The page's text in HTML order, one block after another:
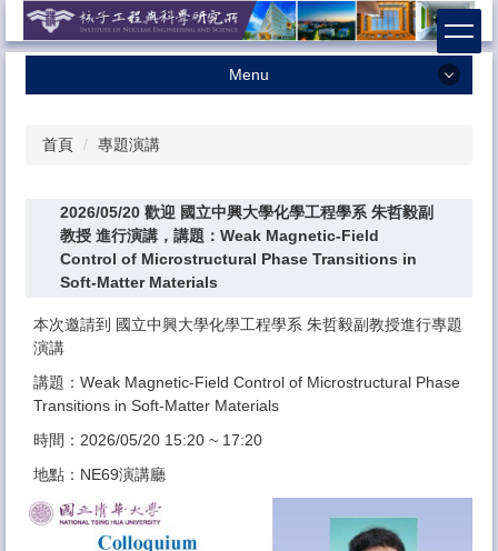
到
Menu
本所簡介
學術研究
招生相關
課程資訊
獎助學金
系友專區
法規辦法
表格下載
相關連結
首頁 專題演講
2026/05/20 歡迎 國立中興大學化學工程學系 朱哲毅副
教授 進行演講，講題：Weak Magnetic-Field
Control of Microstructural Phase Transitions in
Soft-Matter Materials
本次邀請到 國立中興大學化學工程學系 朱哲毅副教授進行專題
演講
講題：Weak Magnetic-Field Control of Microstructural Phase
Transitions in Soft-Matter Materials
時間：2026/05/20 15:20 ~ 17:20
地點：NE69演講廳